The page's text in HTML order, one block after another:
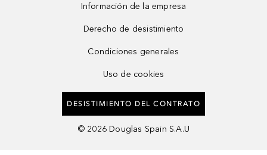
Información de la empresa
Derecho de desistimiento
Condiciones generales
Uso de cookies
DESISTIMIENTO DEL CONTRATO
© 2026 Douglas Spain S.A.U